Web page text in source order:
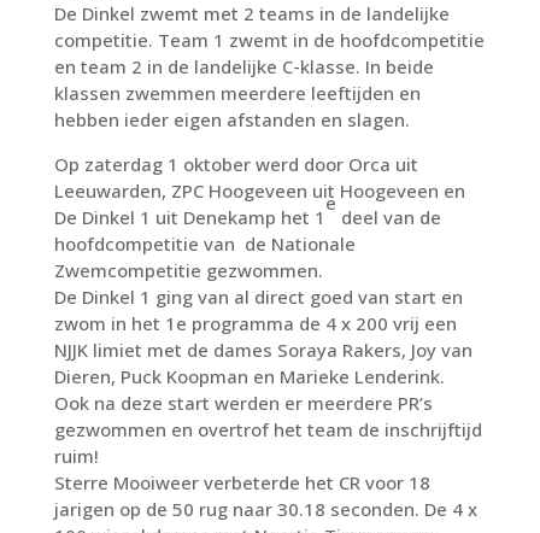
De Dinkel zwemt met 2 teams in de landelijke
competitie. Team 1 zwemt in de hoofdcompetitie
en team 2 in de landelijke C-klasse. In beide
klassen zwemmen meerdere leeftijden en
hebben ieder eigen afstanden en slagen.
Op zaterdag 1 oktober werd door Orca uit
Leeuwarden, ZPC Hoogeveen uit Hoogeveen en
De Dinkel 1 uit Denekamp het 1
e
deel van de
hoofdcompetitie van de Nationale
Zwemcompetitie gezwommen.
De Dinkel 1 ging van al direct goed van start en
zwom in het 1e programma de 4 x 200 vrij een
NJJK limiet met de dames Soraya Rakers, Joy van
Dieren, Puck Koopman en Marieke Lenderink.
Ook na deze start werden er meerdere PR’s
gezwommen en overtrof het team de inschrijftijd
ruim!
Sterre Mooiweer verbeterde het CR voor 18
jarigen op de 50 rug naar 30.18 seconden. De 4 x